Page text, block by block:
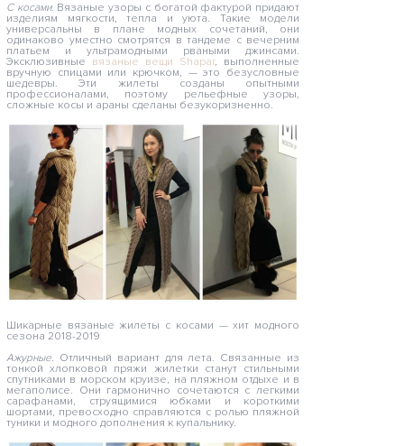
С косами. Вязаные узоры с богатой фактурой придают
изделиям мягкости, тепла и уюта. Такие модели
универсальны в плане модных сочетаний, они
одинаково уместно смотрятся в тандеме с вечерним
платьем и ультрамодными рваными джинсами.
Эксклюзивные вязаные вещи Shapar, выполненные
вручную спицами или крючком, — это безусловные
шедевры. Эти жилеты созданы опытными
профессионалами, поэтому рельефные узоры,
сложные косы и араны сделаны безукоризненно.
Шикарные вязаные жилеты с косами — хит модного
сезона 2018-2019
Ажурные. Отличный вариант для лета. Связанные из
тонкой хлопковой пряжи жилетки станут стильными
спутниками в морском круизе, на пляжном отдыхе и в
мегаполисе. Они гармонично сочетаются с легкими
сарафанами, струящимися юбками и короткими
шортами, превосходно справляются с ролью пляжной
туники и модного дополнения к купальнику.